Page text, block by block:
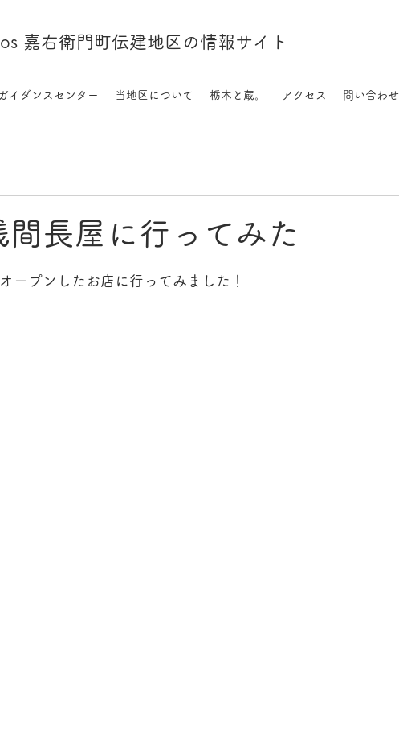
嘉右衛門町伝建地区の情報サイト
ガイダンスセンター 当地区について 栃木と蔵。 アクセス 問い合わせ
長屋に行ってみた
ープンしたお店に行ってみました！